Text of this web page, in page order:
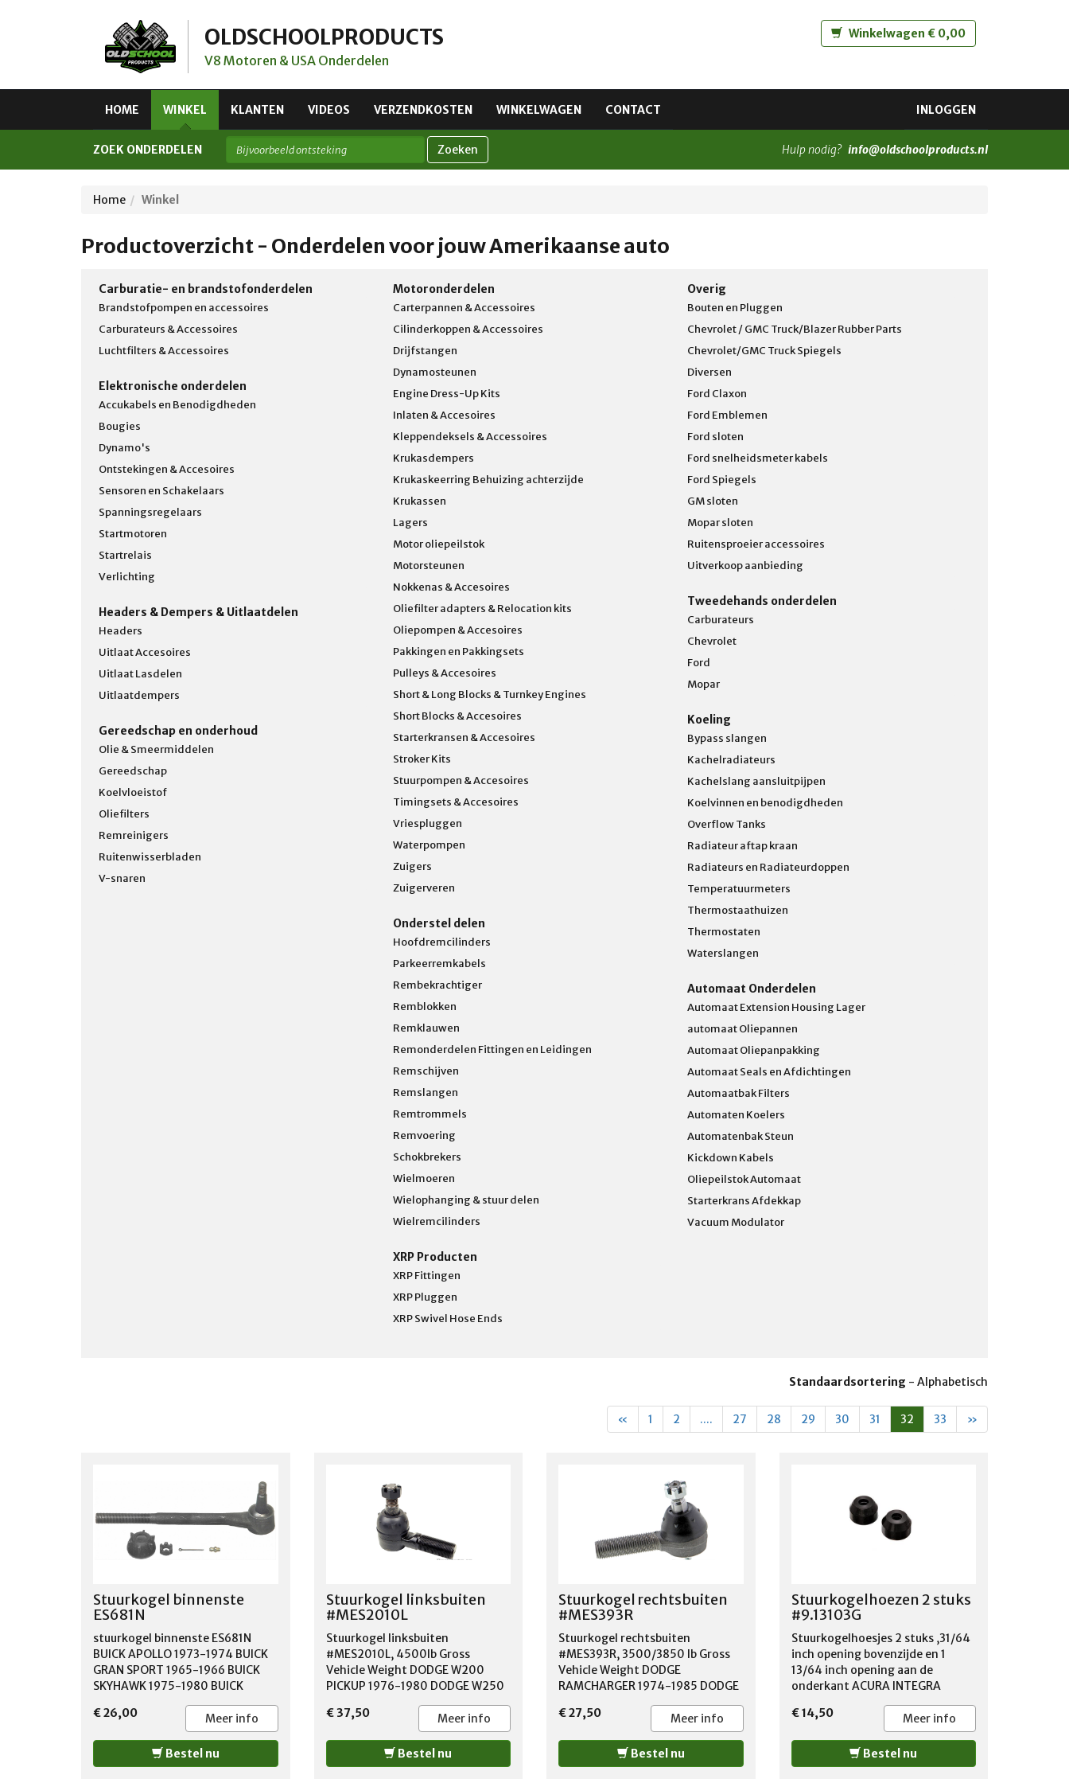
OLDSCHOOLPRODUCTS
V8 Motoren & USA Onderdelen
Winkelwagen € 0,00
HOME WINKEL KLANTEN VIDEOS VERZENDKOSTEN WINKELWAGEN CONTACT INLOGGEN
ZOEK ONDERDELEN Zoeken Hulp nodig? info@oldschoolproducts.nl
Home Winkel
Productoverzicht - Onderdelen voor jouw Amerikaanse auto
Carburatie- en brandstofonderdelen
Brandstofpompen en accessoires
Carburateurs & Accessoires
Luchtfilters & Accessoires
Elektronische onderdelen
Accukabels en Benodigdheden
Bougies
Dynamo's
Ontstekingen & Accesoires
Sensoren en Schakelaars
Spanningsregelaars
Startmotoren
Startrelais
Verlichting
Headers & Dempers & Uitlaatdelen
Headers
Uitlaat Accesoires
Uitlaat Lasdelen
Uitlaatdempers
Gereedschap en onderhoud
Olie & Smeermiddelen
Gereedschap
Koelvloeistof
Oliefilters
Remreinigers
Ruitenwisserbladen
V-snaren
Motoronderdelen
Carterpannen & Accessoires
Cilinderkoppen & Accessoires
Drijfstangen
Dynamosteunen
Engine Dress-Up Kits
Inlaten & Accesoires
Kleppendeksels & Accessoires
Krukasdempers
Krukaskeerring Behuizing achterzijde
Krukassen
Lagers
Motor oliepeilstok
Motorsteunen
Nokkenas & Accesoires
Oliefilter adapters & Relocation kits
Oliepompen & Accesoires
Pakkingen en Pakkingsets
Pulleys & Accesoires
Short & Long Blocks & Turnkey Engines
Short Blocks & Accesoires
Starterkransen & Accesoires
Stroker Kits
Stuurpompen & Accesoires
Timingsets & Accesoires
Vriespluggen
Waterpompen
Zuigers
Zuigerveren
Onderstel delen
Hoofdremcilinders
Parkeerremkabels
Rembekrachtiger
Remblokken
Remklauwen
Remonderdelen Fittingen en Leidingen
Remschijven
Remslangen
Remtrommels
Remvoering
Schokbrekers
Wielmoeren
Wielophanging & stuur delen
Wielremcilinders
XRP Producten
XRP Fittingen
XRP Pluggen
XRP Swivel Hose Ends
Overig
Bouten en Pluggen
Chevrolet / GMC Truck/Blazer Rubber Parts
Chevrolet/GMC Truck Spiegels
Diversen
Ford Claxon
Ford Emblemen
Ford sloten
Ford snelheidsmeter kabels
Ford Spiegels
GM sloten
Mopar sloten
Ruitensproeier accessoires
Uitverkoop aanbieding
Tweedehands onderdelen
Carburateurs
Chevrolet
Ford
Mopar
Koeling
Bypass slangen
Kachelradiateurs
Kachelslang aansluitpijpen
Koelvinnen en benodigdheden
Overflow Tanks
Radiateur aftap kraan
Radiateurs en Radiateurdoppen
Temperatuurmeters
Thermostaathuizen
Thermostaten
Waterslangen
Automaat Onderdelen
Automaat Extension Housing Lager
automaat Oliepannen
Automaat Oliepanpakking
Automaat Seals en Afdichtingen
Automaatbak Filters
Automaten Koelers
Automatenbak Steun
Kickdown Kabels
Oliepeilstok Automaat
Starterkrans Afdekkap
Vacuum Modulator
Standaardsortering - Alphabetisch
« 1 2 .... 27 28 29 30 31 32 33 »
Stuurkogel binnenste
ES681N
stuurkogel binnenste ES681N
BUICK APOLLO 1973-1974 BUICK
GRAN SPORT 1965-1966 BUICK
SKYHAWK 1975-1980 BUICK
SKYLARK 1964-1970 BUICK
SPECIAL 1964-1969 BUICK
SPORTWAGON 1964-1970
CHEVROLET CAMARO 1967-1969
CHEVROLET CHEVELLE 1964-1970
€ 26,00 Meer info
Bestel nu
Stuurkogel linksbuiten
#MES2010L
Stuurkogel linksbuiten
#MES2010L, 4500lb Gross
Vehicle Weight DODGE W200
PICKUP 1976-1980 DODGE W250
PICKUP 1981-1993 DODGE W300
PICKUP 1976-1980 DODGE W350
PICKUP 1981-1993
€ 37,50 Meer info
Bestel nu
Stuurkogel rechtsbuiten
#MES393R
Stuurkogel rechtsbuiten
#MES393R, 3500/3850 lb Gross
Vehicle Weight DODGE
RAMCHARGER 1974-1985 DODGE
W100 PICKUP 1972-1989 DODGE
W150 PICKUP 1977-1985 DODGE
W200 PICKUP 1969-1980 DODGE
W250 PICKUP 1981-1986
PLYMOUTH TRAILDUSTER 1974-
€ 27,50 Meer info
Bestel nu
Stuurkogelhoezen 2 stuks
#9.13103G
Stuurkogelhoesjes 2 stuks ,31/64
inch opening bovenzijde en 1
13/64 inch opening aan de
onderkant ACURA INTEGRA
1990-2001 BMW 2002 1966-
1975 BMW 2002TI 1968-1971
BMW 2002TII 1971-1974 DODGE
NEON 1995-1999 FORD MUSTANG
1964-1966 HONDA ACCORD
€ 14,50 Meer info
Bestel nu